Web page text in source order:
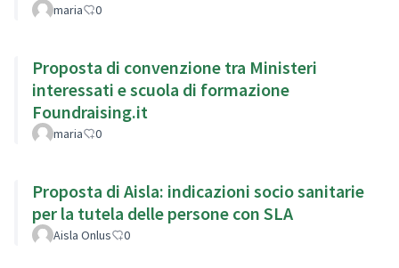
maria 0
Proposta di convenzione tra Ministeri
interessati e scuola di formazione
Foundraising.it
maria 0
Proposta di Aisla: indicazioni socio sanitarie
per la tutela delle persone con SLA
Aisla Onlus 0